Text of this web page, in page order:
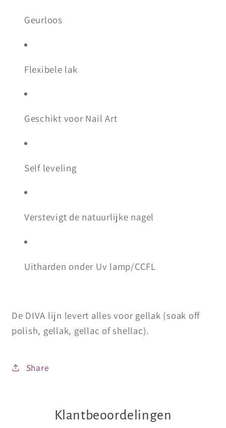
Geurloos
Flexibele lak
Geschikt voor Nail Art
Self leveling
Verstevigt de natuurlijke nagel
Uitharden onder Uv lamp/CCFL
De DIVA lijn levert alles voor gellak (soak off
polish, gellak, gellac of shellac).
Share
Klantbeoordelingen